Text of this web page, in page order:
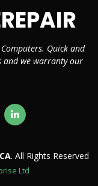
Quick and
and we warranty our
. All Rights Reserved
Ltd